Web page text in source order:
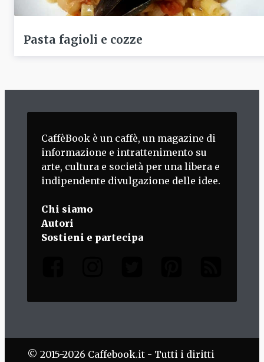
Pasta fagioli e cozze
CaffèBook è un caffè, un magazine di
informazione e intrattenimento su
arte, cultura e società per una libera e
indipendente divulgazione delle idee.
Chi siamo
Autori
Sostieni e partecipa
© 2015-2026 Caffebook.it - Tutti i diritti